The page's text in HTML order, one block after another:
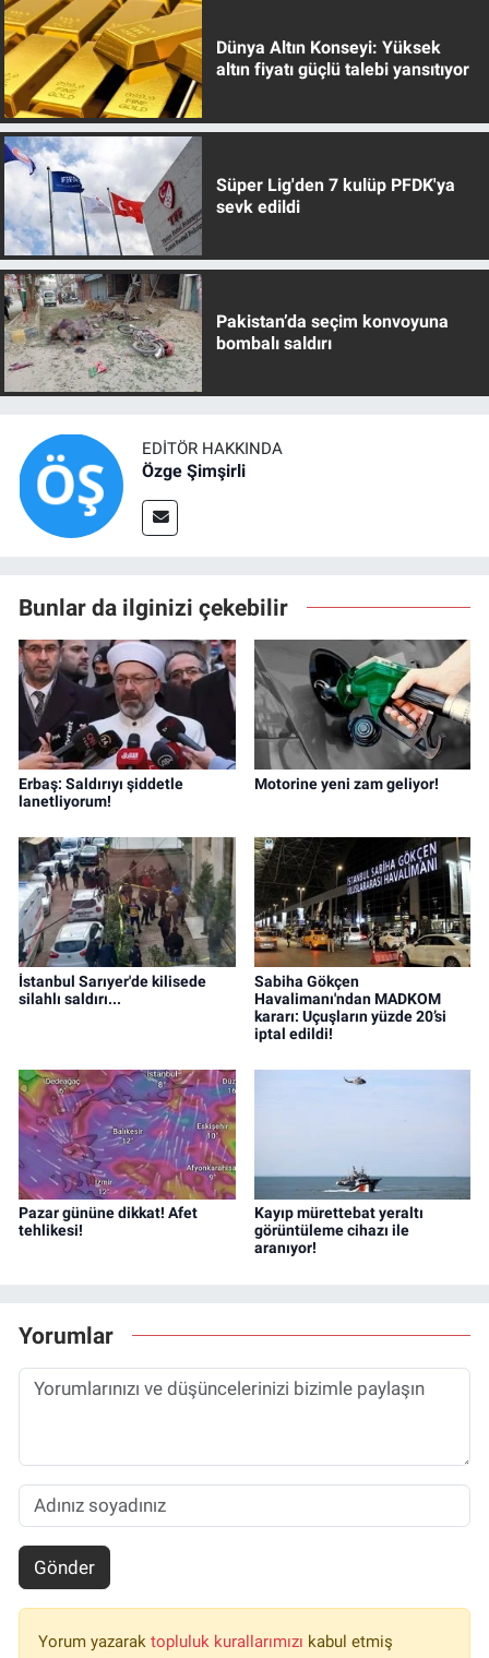
Dünya Altın Konseyi: Yüksek
altın fiyatı güçlü talebi yansıtıyor
Süper Lig'den 7 kulüp PFDK'ya
sevk edildi
Pakistan’da seçim konvoyuna
bombalı saldırı
EDITÖR HAKKINDA
Özge Şimşirli
Bunlar da ilginizi çekebilir
Erbaş: Saldırıyı şiddetle
lanetliyorum!
Motorine yeni zam geliyor!
İstanbul Sarıyer'de kilisede
silahlı saldırı...
Sabiha Gökçen
Havalimanı'ndan MADKOM
kararı: Uçuşların yüzde 20’si
iptal edildi!
Pazar gününe dikkat! Afet
tehlikesi!
Kayıp mürettebat yeraltı
görüntüleme cihazı ile
aranıyor!
Yorumlar
Gönder
Yorum yazarak topluluk kurallarımızı kabul etmiş